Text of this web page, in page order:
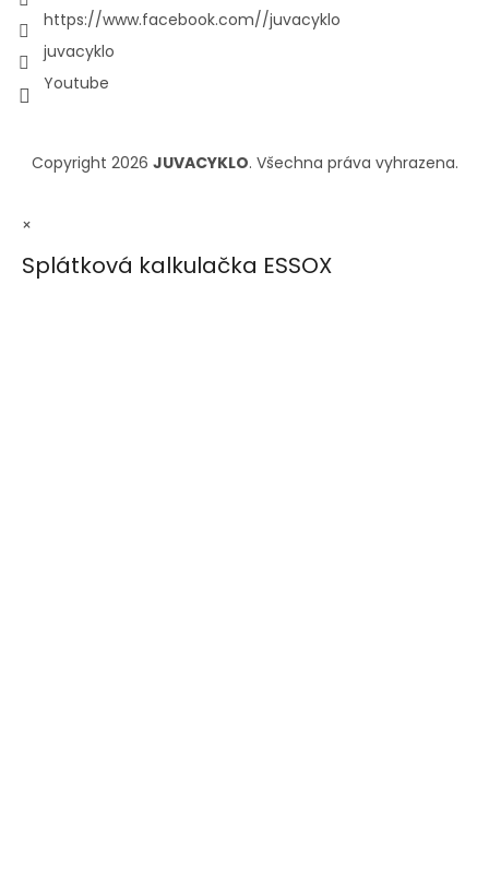
https://www.facebook.com//juvacyklo
juvacyklo
Youtube
Copyright 2026 JUVACYKLO. Všechna práva vyhrazena.
×
Splátková kalkulačka ESSOX